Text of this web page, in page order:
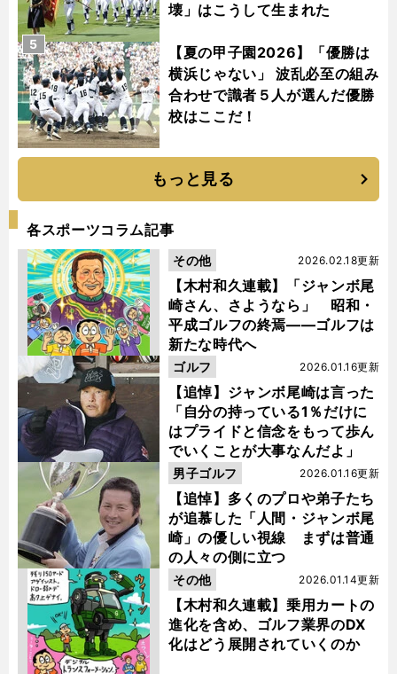
壊」はこうして生まれた
【夏の甲子園2026】「優勝は
横浜じゃない」 波乱必至の組み
合わせで識者５人が選んだ優勝
校はここだ！
5
もっと見る
各スポーツコラム記事
【木村和久連載】「ジャンボ尾
崎さん、さようなら」 昭和・
平成ゴルフの終焉――ゴルフは
新たな時代へ
2026.02.18更新
その他
【追悼】ジャンボ尾崎は言った
「自分の持っている1％だけに
はプライドと信念をもって歩ん
でいくことが大事なんだよ」
2026.01.16更新
ゴルフ
【追悼】多くのプロや弟子たち
が追慕した「人間・ジャンボ尾
崎」の優しい視線 まずは普通
の人々の側に立つ
2026.01.16更新
男子ゴルフ
【木村和久連載】乗用カートの
進化を含め、ゴルフ業界のDX
化はどう展開されていくのか
2026.01.14更新
その他